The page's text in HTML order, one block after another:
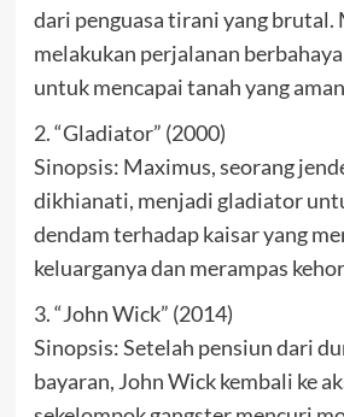
dari penguasa tirani yang brutal.
melakukan perjalanan
untuk mencapai tanah yang
2. “Gladiator” (2000)
Sinopsis: Maximus, seorang
dikhianati, menjadi gladiator
dendam terhadap kaisar yang
keluarganya dan merampas
3. “John Wick” (2014)
Sinopsis: Setelah pensiun dari
bayaran, John Wick kembali ke